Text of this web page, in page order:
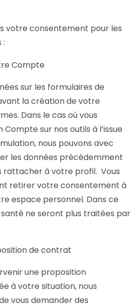
votre consentement pour les
:
Compte
sur les formulaires de
la création de votre
Dans le cas où vous
sur nos outils à l’issue
nous pouvons avec
les données précédemment
rattacher à votre profil. Vous
retirer votre consentement à
espace personnel. Dans ce
ne seront plus traitées par
de contrat
une proposition
à votre situation, nous
vous demander des